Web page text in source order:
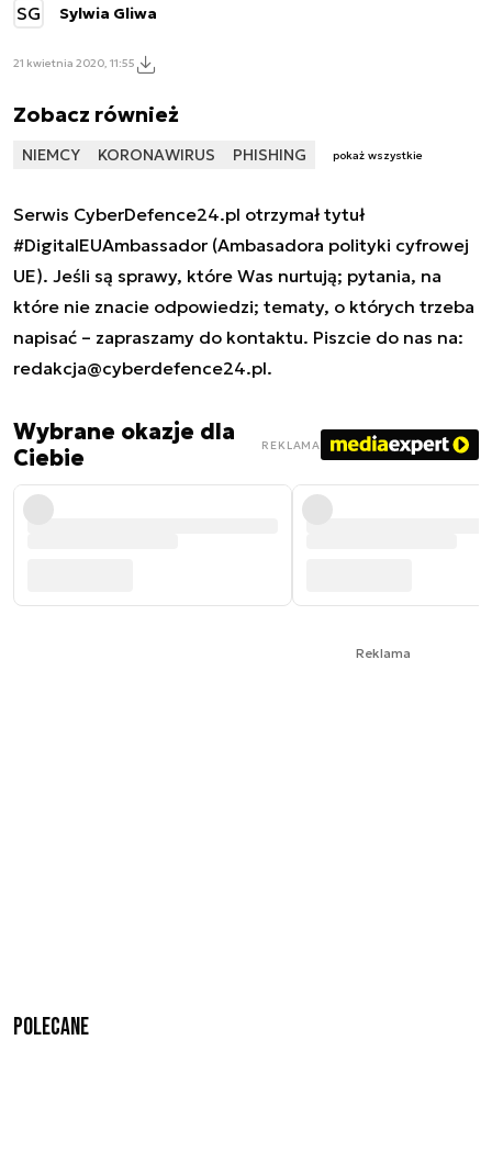
SG Sylwia Gliwa
21 kwietnia 2020, 11:55
Zobacz również
NIEMCY KORONAWIRUS PHISHING pokaż wszystkie
Serwis CyberDefence24.pl otrzymał tytuł
#DigitalEUAmbassador (Ambasadora polityki cyfrowej
UE). Jeśli są sprawy, które Was nurtują; pytania, na
które nie znacie odpowiedzi; tematy, o których trzeba
napisać – zapraszamy do kontaktu. Piszcie do nas na:
redakcja@cyberdefence24.pl.
Wybrane okazje dla
Ciebie
REKLAMA
Reklama
Polecane